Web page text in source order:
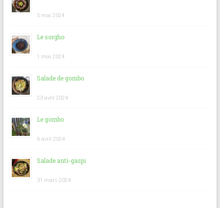
5 mai 2024
Le sorgho
1 mai 2024
Salade de gombo
23 avril 2024
Le gombo
6 avril 2024
Salade anti-gaspi
31 mars 2024